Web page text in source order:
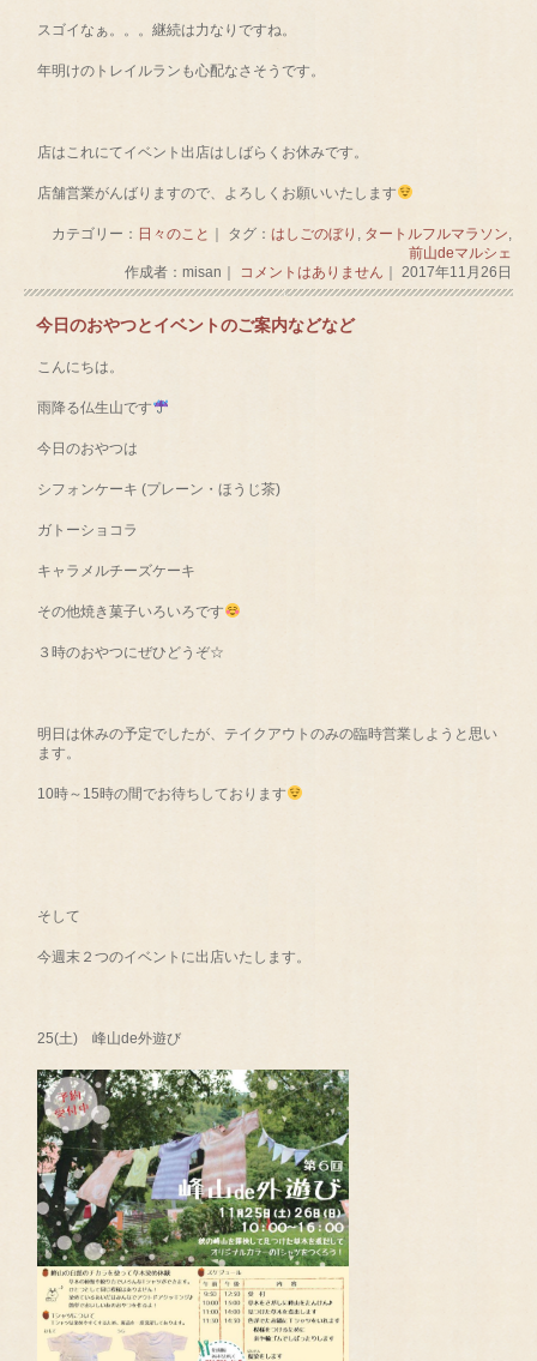
スゴイなぁ。。。継続は力なりですね。
年明けのトレイルランも心配なさそうです。
店はこれにてイベント出店はしばらくお休みです。
店舗営業がんばりますので、よろしくお願いいたします
カテゴリー： 日々のこと ｜ タグ： はしごのぼり , タートルフルマラソン,
前山deマルシェ
作成者：misan｜
コメントはありません ｜ 2017年11月26日
今日のおやつとイベントのご案内などなど
こんにちは。
雨降る仏生山です
今日のおやつは
シフォンケーキ (プレーン・ほうじ茶)
ガトーショコラ
キャラメルチーズケーキ
その他焼き菓子いろいろです
３時のおやつにぜひどうぞ☆
明日は休みの予定でしたが、テイクアウトのみの臨時営業しようと思い
ます。
10時～15時の間でお待ちしております
そして
今週末２つのイベントに出店いたします。
25(土) 峰山de外遊び